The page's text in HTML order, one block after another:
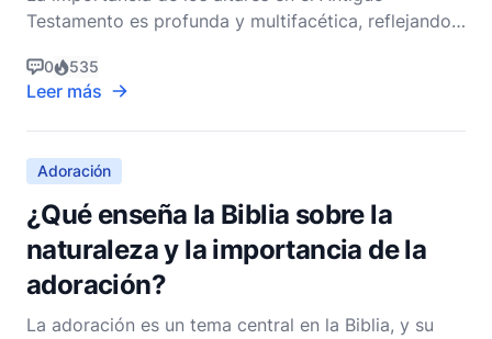
Testamento es profunda y multifacética, reflejando
Los altares sirven como manifestaciones físicas de
adoración, espacios para ofrecer sacrificios y
símbolos de la relación de pacto entre Dios y Su
puebl
0 535
Leer más
Adoración
¿Qué enseña la Biblia sobre la
naturaleza y la importancia de la
adoración?
La adoración es un tema central en la Biblia, y su